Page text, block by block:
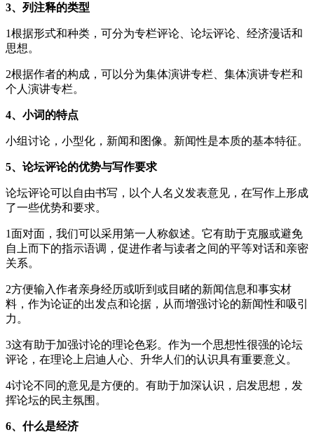
3、列注释的类型
1根据形式和种类，可分为专栏评论、论坛评论、经济漫话和
思想。
2根据作者的构成，可以分为集体演讲专栏、集体演讲专栏和
个人演讲专栏。
4、小词的特点
小组讨论，小型化，新闻和图像。新闻性是本质的基本特征。
5、论坛评论的优势与写作要求
论坛评论可以自由书写，以个人名义发表意见，在写作上形成
了一些优势和要求。
1面对面，我们可以采用第一人称叙述。它有助于克服或避免
自上而下的指示语调，促进作者与读者之间的平等对话和亲密
关系。
2方便输入作者亲身经历或听到或目睹的新闻信息和事实材
料，作为论证的出发点和论据，从而增强讨论的新闻性和吸引
力。
3这有助于加强讨论的理论色彩。作为一个思想性很强的论坛
评论，在理论上启迪人心、升华人们的认识具有重要意义。
4讨论不同的意见是方便的。有助于加深认识，启发思想，发
挥论坛的民主氛围。
6、什么是经济